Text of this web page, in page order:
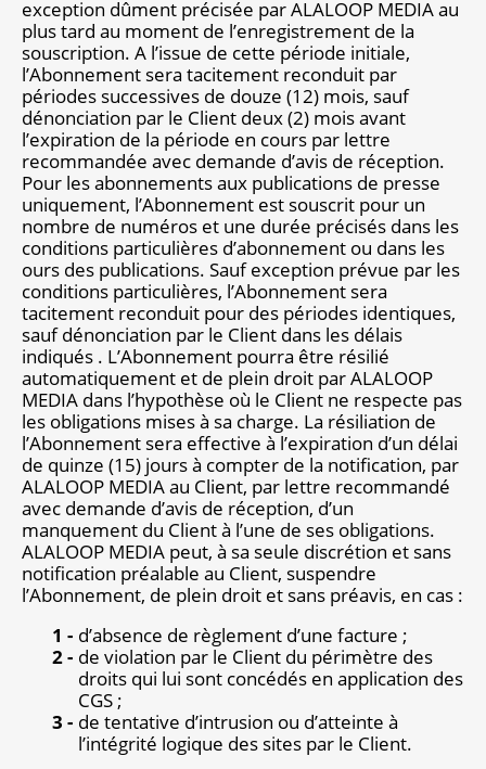
exception dûment précisée par ALALOOP MEDIA au
plus tard au moment de l’enregistrement de la
souscription. A l’issue de cette période initiale,
l’Abonnement sera tacitement reconduit par
périodes successives de douze (12) mois, sauf
dénonciation par le Client deux (2) mois avant
l’expiration de la période en cours par lettre
recommandée avec demande d’avis de réception.
Pour les abonnements aux publications de presse
uniquement, l’Abonnement est souscrit pour un
nombre de numéros et une durée précisés dans les
conditions particulières d’abonnement ou dans les
ours des publications. Sauf exception prévue par les
conditions particulières, l’Abonnement sera
tacitement reconduit pour des périodes identiques,
sauf dénonciation par le Client dans les délais
indiqués . L’Abonnement pourra être résilié
automatiquement et de plein droit par ALALOOP
MEDIA dans l’hypothèse où le Client ne respecte pas
les obligations mises à sa charge. La résiliation de
l’Abonnement sera effective à l’expiration d’un délai
de quinze (15) jours à compter de la notification, par
ALALOOP MEDIA au Client, par lettre recommandé
avec demande d’avis de réception, d’un
manquement du Client à l’une de ses obligations.
ALALOOP MEDIA peut, à sa seule discrétion et sans
notification préalable au Client, suspendre
l’Abonnement, de plein droit et sans préavis, en cas :
d’absence de règlement d’une facture ;
de violation par le Client du périmètre des
droits qui lui sont concédés en application des
CGS ;
de tentative d’intrusion ou d’atteinte à
l’intégrité logique des sites par le Client.